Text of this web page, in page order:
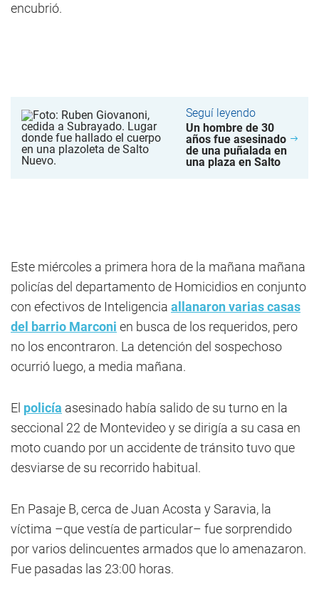
encubrió.
Seguí leyendo
Un hombre de 30
años fue asesinado
de una puñalada en
una plaza en Salto
Este miércoles a primera hora de la mañana mañana
policías del departamento de Homicidios en conjunto
con efectivos de Inteligencia allanaron varias casas
del barrio Marconi en busca de los requeridos, pero
no los encontraron. La detención del sospechoso
ocurrió luego, a media mañana.
El policía asesinado había salido de su turno en la
seccional 22 de Montevideo y se dirigía a su casa en
moto cuando por un accidente de tránsito tuvo que
desviarse de su recorrido habitual.
En Pasaje B, cerca de Juan Acosta y Saravia, la
víctima –que vestía de particular– fue sorprendido
por varios delincuentes armados que lo amenazaron.
Fue pasadas las 23:00 horas.